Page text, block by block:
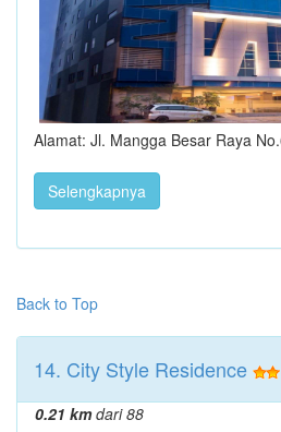
Alamat: Jl. Mangga Besar Raya
Selengkapnya
Back to Top
14. City Style Residence
0.21 kmdari 88